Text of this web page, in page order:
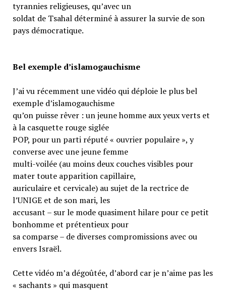
tyrannies religieuses, qu’avec un
soldat de Tsahal déterminé à assurer la survie de son
pays démocratique.
Bel exemple d’islamogauchisme
J’ai vu récemment une vidéo qui déploie le plus bel
exemple d’islamogauchisme
qu’on puisse rêver : un jeune homme aux yeux verts et
à la casquette rouge siglée
POP, pour un parti réputé « ouvrier populaire », y
converse avec une jeune femme
multi-voilée (au moins deux couches visibles pour
mater toute apparition capillaire,
auriculaire et cervicale) au sujet de la rectrice de
l’UNIGE et de son mari, les
accusant – sur le mode quasiment hilare pour ce petit
bonhomme et prétentieux pour
sa comparse – de diverses compromissions avec ou
envers Israël.
Cette vidéo m’a dégoûtée, d’abord car je n’aime pas les
« sachants » qui masquent